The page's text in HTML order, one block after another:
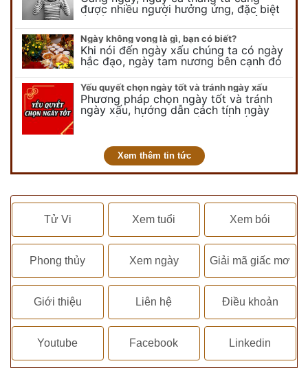
được nhiều người hưởng ứng, đặc biệt
là các bạn trẻ bởi họ sẽ nghĩ ra đủ trò
vui chơi, tinh nghịch, hài…
Ngày không vong là gì, bạn có biết?
Khi nói đến ngày xấu chúng ta có ngày
hắc đạo, ngày tam nương bên cạnh đó
còn có ngày không vong. Tuy nhiên khi
nói đến ngày không vong…
Yếu quyết chọn ngày tốt và tránh ngày xấu
Phương pháp chọn ngày tốt và tránh
ngày xấu, hướng dẫn cách tính ngày
tốt, ngày xấu trong tháng để tiến hành
Xem thêm tin tức
Tử Vi Xem tuổi Xem bói
Phong thủy Xem ngày Giải mã giấc mơ
Giới thiệu Liên hệ Điều khoản
Youtube Facebook Linkedin